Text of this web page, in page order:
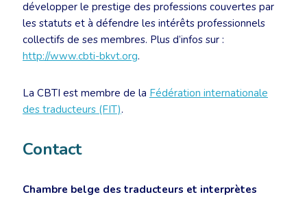
développer le prestige des professions couvertes par
les statuts et à défendre les intérêts professionnels
collectifs de ses membres. Plus d’infos sur :
http://www.cbti-bkvt.org.
La CBTI est membre de la Fédération internationale
des traducteurs (FIT).
Contact
Chambre belge des traducteurs et interprètes